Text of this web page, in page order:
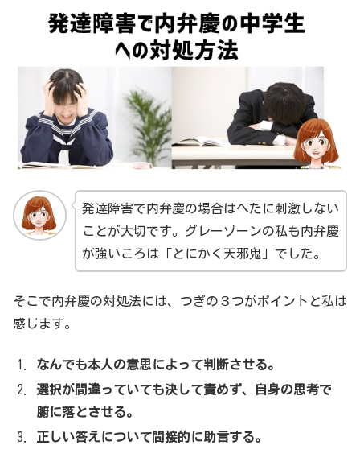
発達障害で内弁慶の場合はへたに刺激しない
ことが大切です。グレーゾーンの私も内弁慶
が強いころは「とにかく天邪鬼」でした。
そこで内弁慶の対処法には、つぎの３つがポイントと私は
感じます。
なんでも本人の意思によって判断させる。
選択が間違っていても決して責めず、自身の思考で
腑に落とさせる。
正しい答えについて間接的に助言する。